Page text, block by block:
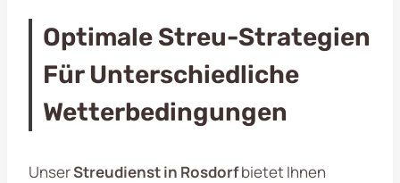
Optimale Streu-Strategien
Für Unterschiedliche
Wetterbedingungen
UnserStreudienst in Rosdorfbietet Ihnen